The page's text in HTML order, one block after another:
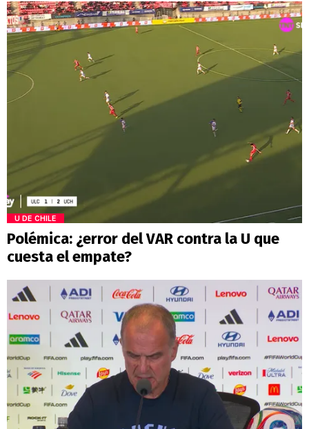
U DE CHILE
Polémica: ¿error del VAR contra la U que
cuesta el empate?